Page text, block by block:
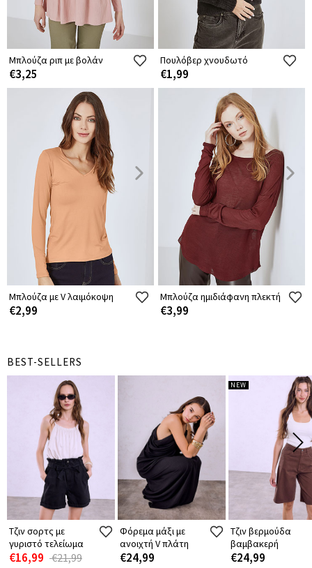
Μπλούζα ριπ με βολάν
€3,25
Πουλόβερ χνουδωτό
€1,99
Μπλούζα με V λαιμόκοψη
€2,99
Μπλούζα ημιδιάφανη πλεκτή
€3,99
BEST-SELLERS
Τζιν σορτς με
γυριστό τελείωμα
€16,99 €21,99
Φόρεμα μάξι με
ανοιχτή V πλάτη
€24,99
NEW
Τζιν βερμούδα
βαμβακερή
€24,99